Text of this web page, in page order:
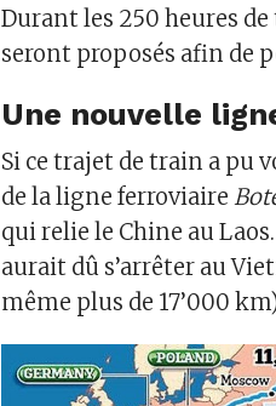
Durant les 250 heures
seront proposés afin de
Une nouvelle
Si ce trajet de train a pu
de la ligne ferroviaire
qui relie le Chine au
aurait dû s’arrêter au
même plus de 17’000